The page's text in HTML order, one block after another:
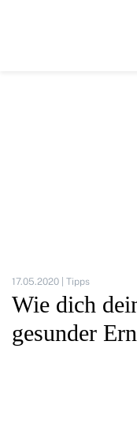
17.05.2020 | Tipps
Wie dich
gesunder